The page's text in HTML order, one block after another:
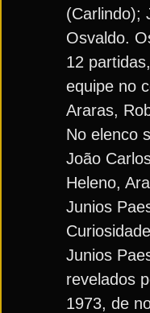
(Carlindo);
Osvaldo.
12
equipe no
Araras,
No elenco
João
Heleno,
Junios
Junios
revelados
1973, de